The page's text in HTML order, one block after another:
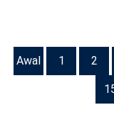
Awal 1 2